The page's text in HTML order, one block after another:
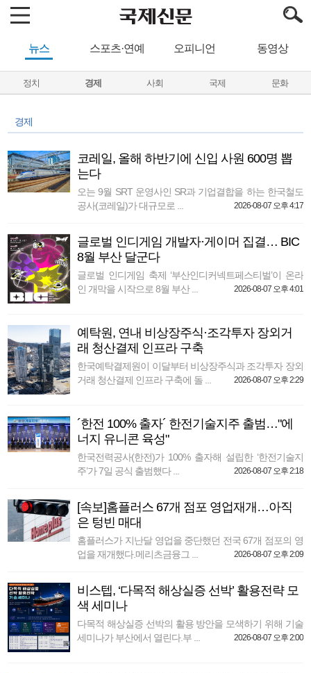
뉴스 스포츠·연예 오피니언 동영상
정치 경제 사회 국제 문화
경제
코레일, 올해 하반기에 신입 사원 600명 뽑
는다
오는 9월 SRT 운영사인 SR과 기업결합을 하는 한국철도
공사(코레일)가 대규모로 ...
2026-08-07 오후 4:17
글로벌 인디게임 개발자·게이머 집결… BIC
8월 부산 달군다
글로벌 인디게임 축제 ‘부산인디커넥트페스티벌’이 온라
인 개막을 시작으로 8월 부산 ...
2026-08-07 오후 4:01
예탁원, 연내 비상장주식·조각투자 장외거
래 청산결제 인프라 구축
한국예탁결제원이 이달부터 비상장주식과 조각투자 장외
거래 청산결제 인프라 구축에 돌 ...
2026-08-07 오후 2:29
´한전 100% 출자´ 한전기술지주 출범…"에
너지 유니콘 육성"
한국전력공사(한전)가 100% 출자해 설립한 ‘한전기술지
주’가 7일 공식 출범했다 ...
2026-08-07 오후 2:18
[속보]홈플러스 67개 점포 영업재개…아직
은 텅빈 매대
홈플러스가 지난달 영업을 중단했던 전국 67개 점포의 영
업을 재개했다.메리츠금융그 ...
2026-08-07 오후 2:09
비스텝, ‘다목적 해상실증 선박’ 활용전략 모
색 세미나
다목적 해상실증 선박의 활용 방안을 모색하기 위해 기술
세미나가 부산에서 열린다.부 ...
2026-08-07 오후 2:00